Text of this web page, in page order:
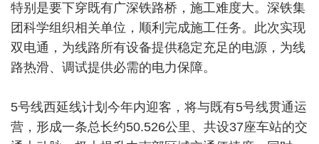
特别是要下穿既有广深铁路桥，施工难度大。深铁集
团科学组织相关单位，顺利完成施工任务。此次实现
双电通，为线路所有设备提供稳定充足的电源，为线
路热滑、调试提供必需的电力保障。
5号线西延线计划今年内迎客，将与既有5号线贯通运
营，形成一条总长约50.526公里、共设37座车站的交